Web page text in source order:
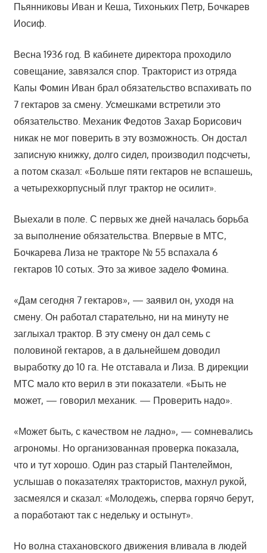
Пьянниковы Иван и Кеша, Тихоньких Петр, Бочкарев
Иосиф.
Весна 1936 год. В кабинете директора проходило
совещание, завязался спор. Тракторист из отряда
Капы Фомин Иван брал обязательство вспахивать по
7 гектаров за смену. Усмешками встретили это
обязательство. Механик Федотов Захар Борисович
никак не мог поверить в эту возможность. Он достал
записную книжку, долго сидел, производил подсчеты,
а потом сказал: «Больше пяти гектаров не вспашешь,
а четырехкорпусный плуг трактор не осилит».
Выехали в поле. С первых же дней началась борьба
за выполнение обязательства. Впервые в МТС,
Бочкарева Лиза не тракторе № 55 вспахала 6
гектаров 10 сотых. Это за живое задело Фомина.
«Дам сегодня 7 гектаров», — заявил он, уходя на
смену. Он работал старательно, ни на минуту не
заглыхал трактор. В эту смену он дал семь с
половиной гектаров, а в дальнейшем доводил
выработку до 10 га. Не отставала и Лиза. В дирекции
МТС мало кто верил в эти показатели. «Быть не
может, — говорил механик. — Проверить надо».
«Может быть, с качеством не ладно», — сомневались
агрономы. Но организованная проверка показала,
что и тут хорошо. Один раз старый Пантелеймон,
услышав о показателях трактористов, махнул рукой,
засмеялся и сказал: «Молодежь, сперва горячо берут,
а поработают так с недельку и остынут».
Но волна стахановского движения вливала в людей